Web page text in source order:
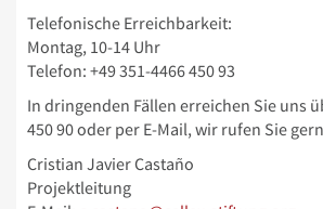
Telefonische Erreichbarkeit:
Montag, 10-14 Uhr
Telefon: +49 351-4466 450 93
In dringenden Fällen erreichen Sie uns
450 90 oder per E-Mail, wir rufen Sie
Cristian Javier Castaño
Projektleitung